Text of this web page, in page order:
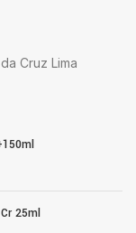
Cruz Lima
25ml